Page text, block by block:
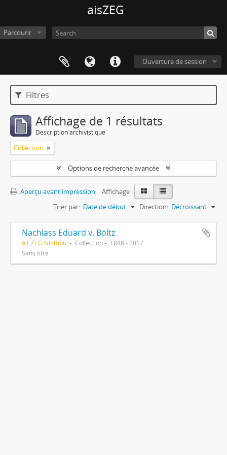
aisZEG
Parcourir
Ouverture de session
Filtres
Affichage de 1 résultats
Description archivistique
Collection
Options de recherche avancée
Aperçu avant impression
Affichage :
Trier par: Date de début Direction: Décroissant
Nachlass Eduard v. Böltz
AT ZEG NL-Böltz Collection
1848 - 2017
Sans titre